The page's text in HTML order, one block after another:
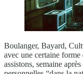
Boulanger, Bayard,
avec une certaine
assistons, semaine